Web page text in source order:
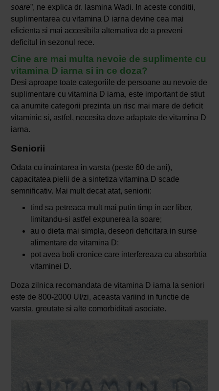
soare”, ne explica dr. Iasmina Wadi. In aceste conditii,
suplimentarea cu vitamina D iarna devine cea mai
eficienta si mai accesibila alternativa de a preveni
deficitul in sezonul rece.
Cine are mai multa nevoie de suplimente cu
vitamina D iarna si in ce doza?
Desi aproape toate categoriile de persoane au nevoie de
suplimentare cu vitamina D iarna, este important de stiut
ca anumite categorii prezinta un risc mai mare de deficit
vitaminic si, astfel, necesita doze adaptate de vitamina D
iarna.
Seniorii
Odata cu inaintarea in varsta (peste 60 de ani),
capacitatea pielii de a sintetiza vitamina D scade
semnificativ. Mai mult decat atat, seniorii:
tind sa petreaca mult mai putin timp in aer liber,
limitandu-si astfel expunerea la soare;
au o dieta mai simpla, deseori deficitara in surse
alimentare de vitamina D;
pot avea boli cronice care interfereaza cu absorbtia
vitaminei D.
Doza zilnica recomandata de vitamina D iarna la seniori
este de 800-2000 UI/zi, aceasta variind in functie de
varsta, greutate si alte comorbiditati asociate.